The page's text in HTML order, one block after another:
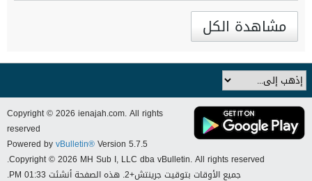
مشاهدة الكل
Copyright © 2026 ienajah.com. All rights
reserved
Powered byvBulletin®Version 5.7.5
Copyright © 2026 MH Sub I, LLC dba vBulletin. All rights reserved.
جميع الأوقات بتوقيت جرينتش+2. هذه الصفحة أنشئت 01:33 PM.